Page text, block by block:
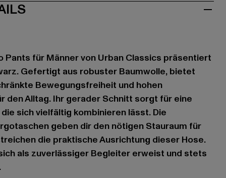
Pants für Männer von Urban Classics präsentiert
Gefertigt aus robuster Baumwolle, bietet
Bewegungsfreiheit und hohen
den Alltag. Ihr gerader Schnitt sorgt für eine
sich vielfältig kombinieren lässt. Die
geben dir den nötigen Stauraum für
die praktische Ausrichtung dieser Hose.
als zuverlässiger Begleiter erweist und stets